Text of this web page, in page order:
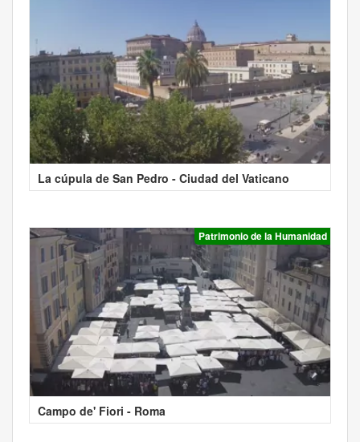
La cúpula de San Pedro - Ciudad del Vaticano
Patrimonio de la Humanidad
Campo de' Fiori - Roma